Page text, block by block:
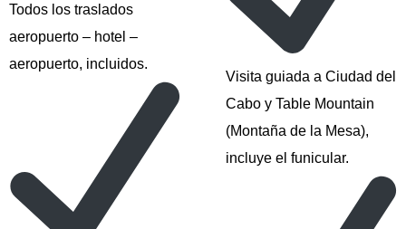
Todos los traslados
aeropuerto – hotel –
aeropuerto, incluidos.
Visita guiada a Ciudad del
Cabo y Table Mountain
(Montaña de la Mesa),
incluye el funicular.